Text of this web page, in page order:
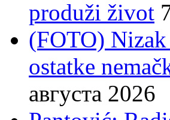
produži život
(FOTO)
ostatke
августа 2026